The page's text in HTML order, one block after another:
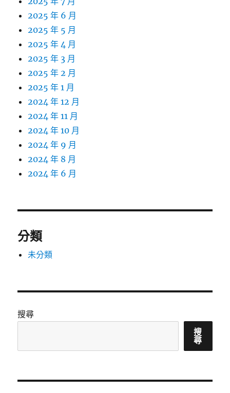
2025 年 6 月
2025 年 5 月
2025 年 4 月
2025 年 3 月
2025 年 2 月
2025 年 1 月
2024 年 12 月
2024 年 11 月
2024 年 10 月
2024 年 9 月
2024 年 8 月
2024 年 6 月
分類
未分類
搜尋
搜
尋